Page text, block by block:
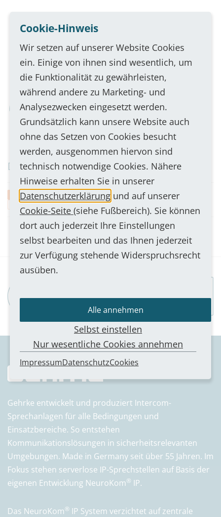
Mehr anzeigen
Unsere Experten sind nur einen Anruf
entfernt!
Jetzt Kontakt aufnehmen
Downloads
ZL 900-AN-2 Ausschreibungstext
.docx 15 KB
Trust Banner
Gehrke entwickelt und produziert Intercom-
Sprechanlagen für alle Bedingungen und
Einsatzbereiche. So entstehen
Kommunikationslösungen in sicherheitsrelevanten
Umgebungen. Made in Germany seit über 55 Jahren. Im
Fokus stehen serverlose IP-Sprechstellen auf Basis der
eigenen Entwicklung NeuroKom® IP.
Das NeuroKom® IP System verzichtet auf zentrale
Cookie-Hinweis
Wir setzen auf unserer Website Cookies
ein. Einige von ihnen sind wesentlich, um
die Funktionalität zu gewährleisten,
während andere zu Marketing- und
Analysezwecken eingesetzt werden.
Grundsätzlich kann unsere Website auch
ohne das Setzen von Cookies besucht
werden, ausgenommen hiervon sind
technisch notwendige Cookies. Nähere
Hinweise erhalten Sie in unserer
Datenschutzerklärung und auf unserer
Cookie-Seite (siehe Fußbereich). Sie können
dort auch jederzeit Ihre Einstellungen
selbst bearbeiten und das Ihnen jederzeit
zur Verfügung stehende Widerspruchsrecht
ausüben.
Alle annehmen
Selbst einstellen
Nur wesentliche Cookies annehmen
ImpressumDatenschutzCookies